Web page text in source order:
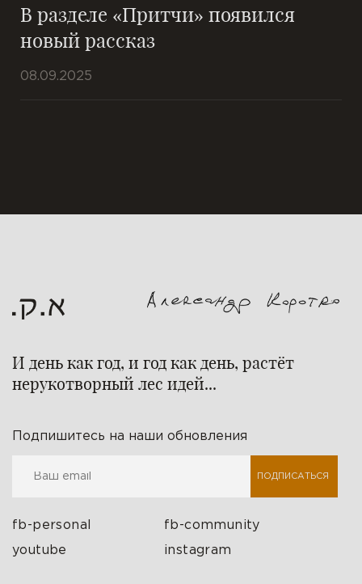
В разделе «Притчи» появился
новый рассказ
08.09.2025
И день как год, и год как день, растёт
нерукотворный лес идей...
Подпишитесь на наши обновления
ПОДПИСАТЬСЯ
fb-personal fb-community
youtube instagram